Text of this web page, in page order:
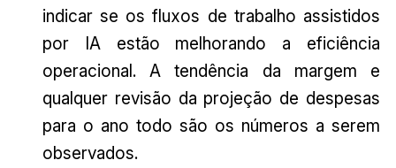
indicar se os fluxos de trabalho assistidos
por IA estão melhorando a eficiência
operacional. A tendência da margem e
qualquer revisão da projeção de despesas
para o ano todo são os números a serem
observados.